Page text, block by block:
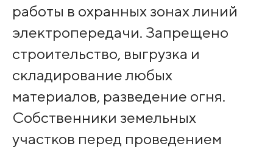
работы в охранных зонах линий
электропередачи. Запрещено
строительство, выгрузка и
складирование любых
материалов, разведение огня.
Собственники земельных
участков перед проведением